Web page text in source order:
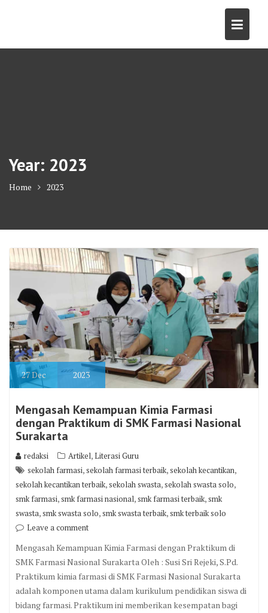
Year: 2023
Home 2023
27Dec 2023
Mengasah Kemampuan Kimia Farmasi
dengan Praktikum di SMK Farmasi Nasional
Surakarta
redaksi Artikel,Literasi Guru
sekolah farmasi,sekolah farmasi terbaik,sekolah kecantikan,
sekolah kecantikan terbaik,sekolah swasta,sekolah swasta solo,
smk farmasi,smk farmasi nasional,smk farmasi terbaik,smk
swasta,smk swasta solo,smk swasta terbaik,smk terbaik solo
Leave a comment
Mengasah Kemampuan Kimia Farmasi dengan Praktikum di
SMK Farmasi Nasional Surakarta Oleh : Susi Sri Rejeki, S.Pd.
Praktikum kimia farmasi di SMK Farmasi Nasional Surakarta
adalah komponen utama dalam kurikulum pendidikan siswa di
bidang farmasi. Praktikum ini memberikan kesempatan bagi